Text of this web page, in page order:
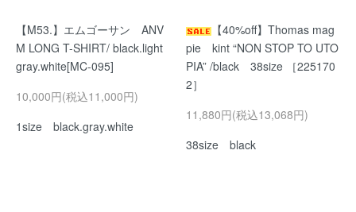
【M53.】エムゴーサン ANV
M LONG T-SHIRT/ black.light
gray.white[MC-095]
10,000円(税込11,000円)
1size black.gray.white
【40%off】Thomas mag
pie kint “NON STOP TO UTO
PIA” /black 38size ［225170
2］
11,880円(税込13,068円)
38size black